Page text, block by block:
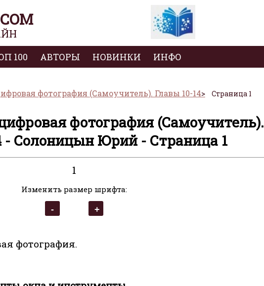
100 АВТОРЫ НОВИНКИ ИНФО
фотография (Самоучитель). Главы 10-14 Страница 1
фотография (Самоучитель).
- Солоницын Юрий - Страница 1
1
Изменить размер шрифта:
фотография.